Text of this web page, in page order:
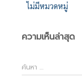
ไม่มีหมวดหมู่
ความเห็นล่าสุด
ค้
น
ค้นหา …